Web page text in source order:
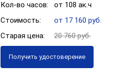
Кол-во часов:
от 108 ак.ч
Стоимость:
от 17 160 руб.
Старая цена:
20 760 руб.
Получить удостоверение